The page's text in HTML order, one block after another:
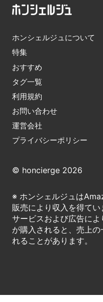
ホンシェルジュについて
特集
おすすめ
タグ一覧
利用規約
お問い合わせ
運営会社
プライバシーポリシー
© honcierge 2026
※ ホンシェルジュは
販売により収入を得て
サービスおよび広告に
が購入されると、売上
れることがあります。